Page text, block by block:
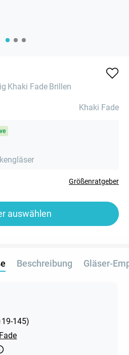
Khaki Fade Brillen
Khaki Fade
Größenratgeber
auswählen
Beschreibung Gläser-
19-145)